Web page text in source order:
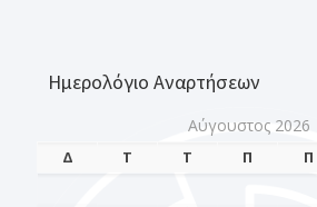
Ημερολόγιο Αναρτήσεων
Αύγουστος 2026
Δ Τ Τ Π Π